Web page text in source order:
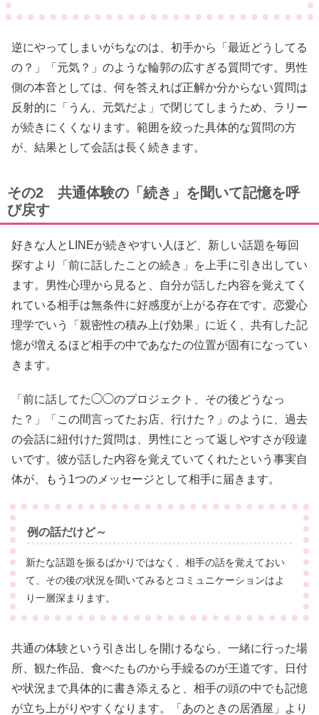
逆にやってしまいがちなのは、初手から「最近どうしてる
の？」「元気？」のような輪郭の広すぎる質問です。男性
側の本音としては、何を答えれば正解か分からない質問は
反射的に「うん、元気だよ」で閉じてしまうため、ラリー
が続きにくくなります。範囲を絞った具体的な質問の方
が、結果として会話は長く続きます。
その2 共通体験の「続き」を聞いて記憶を呼
び戻す
好きな人とLINEが続きやすい人ほど、新しい話題を毎回
探すより「前に話したことの続き」を上手に引き出してい
ます。男性心理から見ると、自分が話した内容を覚えてく
れている相手は無条件に好感度が上がる存在です。恋愛心
理学でいう「親密性の積み上げ効果」に近く、共有した記
憶が増えるほど相手の中であなたの位置が固有になってい
きます。
「前に話してた◯◯のプロジェクト、その後どうなっ
た？」「この間言ってたお店、行けた？」のように、過去
の会話に紐付けた質問は、男性にとって返しやすさが段違
いです。彼が話した内容を覚えていてくれたという事実自
体が、もう1つのメッセージとして相手に届きます。
例の話だけど～
新たな話題を振るばかりではなく、相手の話を覚えておい
て、その後の状況を聞いてみるとコミュニケーションはよ
り一層深まります。
共通の体験という引き出しを開けるなら、一緒に行った場
所、観た作品、食べたものから手繰るのが王道です。日付
や状況まで具体的に書き添えると、相手の頭の中でも記憶
が立ち上がりやすくなります。「あのときの居酒屋」より